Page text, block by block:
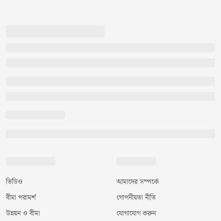
ভিডিও
বীমা পরামর্শ
উন্নয়ন ও বীমা
আমাদের সম্পর্কে
গোপনীয়তা নীতি
যোগাযোগ করুন